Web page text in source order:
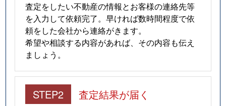
査定をしたい不動産の情報とお客様の連絡先等
を入力して依頼完了。早ければ数時間程度で依
頼をした会社から連絡がきます。
希望や相談する内容があれば、その内容も伝え
ましょう。
STEP2 査定結果が届く